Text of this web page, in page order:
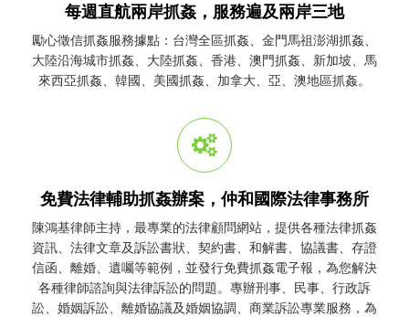
每週直航兩岸抓姦，服務遍及兩岸三地
勵心徵信抓姦服務據點：台灣全區抓姦、金門馬祖澎湖抓姦、
大陸沿海城市抓姦、大陸抓姦、香港、澳門抓姦、新加坡、馬
來西亞抓姦、韓國、美國抓姦、加拿大、亞、澳地區抓姦。
免費法律輔助抓姦辦案，仲和國際法律事務所
陳鴻基律師主持，最專業的法律顧問網站，提供各種法律抓姦
資訊、法律文章及訴訟書狀、契約書、和解書、協議書、存證
信函、離婚、遺囑等範例，並發行免費抓姦電子報，為您解決
各種律師諮詢與法律訴訟的問題。專辦刑事、民事、行政訴
訟、婚姻訴訟、離婚協議及婚姻協調、商業訴訟專業服務，為